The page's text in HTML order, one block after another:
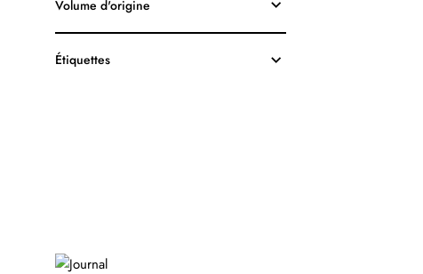
Volume d'origine
Étiquettes